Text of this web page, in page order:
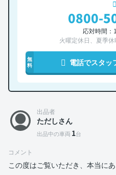
0800-
応対時間
火曜定休日、夏季
無
料
電話でスタッ
出品者
ただしさん
出品中の車両 1台
コメント
この度はご覧いただき、本当に